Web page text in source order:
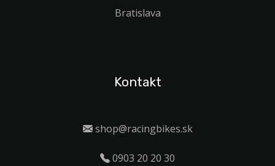
Bratislava
Kontakt
shop@racingbikes.sk
0903 20 20 30